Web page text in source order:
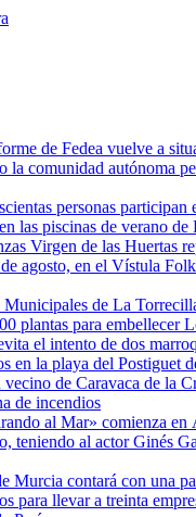
de Fedea vuelve a
la comunidad autónoma
personas
las piscinas de verano de
Virgen de las Huertas
agosto, en el Vístula
de La
plantas para embellecer
el intento de dos
en la playa del Postiguet
de Caravaca de la
de incendios
al Mar» comienza en
teniendo al actor Ginés
Murcia contará con una
para llevar a treinta